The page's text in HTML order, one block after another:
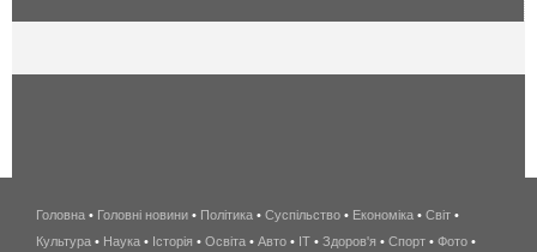
беспроводной
интернет
Головна • Головні новини • Політика • Суспільство • Економіка • Світ •
Культура • Наука • Історія • Освіта • Авто • IT • Здоров'я • Спорт • Фото •